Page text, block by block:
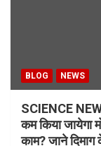
BLOG NEWS
SCIENCE
कम किया जायेगा
काम? जाने